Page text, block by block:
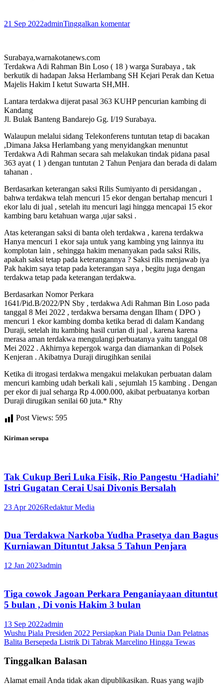
21 Sep 2022adminTinggalkan komentar
Surabaya,warnakotanews.com
Terdakwa Adi Rahman Bin Loso ( 18 ) warga Surabaya , tak
berkutik di hadapan Jaksa Herlambang SH Kejari Perak dan Ketua
Majelis Hakim I ketut Suwarta SH,MH.
Lantara terdakwa dijerat pasal 363 KUHP pencurian kambing di
Kandang
Jl. Bulak Banteng Bandarejo Gg. I/19 Surabaya.
Walaupun melalui sidang Telekonferens tuntutan tetap di bacakan
,Dimana Jaksa Herlambang yang menyidangkan menuntut
Terdakwa Adi Rahman secara sah melakukan tindak pidana pasal
363 ayat ( 1 ) dengan tuntutan 2 Tahun Penjara dan berada di dalam
tahanan .
Berdasarkan keterangan saksi Rilis Sumiyanto di persidangan ,
bahwa terdakwa telah mencuri 15 ekor dengan bertahap mencuri 1
ekor lalu di jual , setelah itu mencuri lagi hingga mencapai 15 ekor
kambing baru ketahuan warga ,ujar saksi .
Atas keterangan saksi di banta oleh terdakwa , karena terdakwa
Hanya mencuri 1 ekor saja untuk yang kambing yng lainnya itu
komplotan lain , sehingga hakim menanyakan pada saksi Rilis,
apakah saksi tetap pada keterangannya ? Saksi rilis menjawab iya
Pak hakim saya tetap pada keterangan saya , begitu juga dengan
terdakwa tetap pada keterangan terdakwa.
Berdasarkan Nomor Perkara
1641/Pid.B/2022/PN Sby , terdakwa Adi Rahman Bin Loso pada
tanggal 8 Mei 2022 , terdakwa bersama dengan Ilham ( DPO )
mencuri 1 ekor kambing domba ketika berad di dalam Kandang
Duraji, setelah itu kambing hasil curian di jual , karena karena
merasa aman terdakwa mengulangi perbuatanya yaitu tanggal 08
Mei 2022 . Akhirnya kepergok warga dan diamankan di Polsek
Kenjeran . Akibatnya Duraji dirugihkan senilai
Ketika di itrogasi terdakwa mengakui melakukan perbuatan dalam
mencuri kambing udah berkali kali , sejumlah 15 kambing . Dengan
per ekor di jual seharga Rp 4.000.000, akibat perbuatanya korban
Duraji dirugikan senilai 60 juta.* Rhy
Post Views: 595
Kiriman serupa
Tak Cukup Beri Luka Fisik, Rio Pangestu ‘Hadiahi’
Istri Gugatan Cerai Usai Divonis Bersalah
23 Apr 2026Redaktur Media
Dua Terdakwa Narkoba Yudha Prasetya dan Bagus
Kurniawan Dituntut Jaksa 5 Tahun Penjara
12 Jan 2023admin
Tiga cowok Jagoan Perkara Penganiayaan dituntut
5 bulan , Di vonis Hakim 3 bulan
13 Sep 2022admin
Navigasi
pos
Wushu Piala Presiden 2022 Persiapkan Piala Dunia Dan Pelatnas
Balita Bersepeda Listrik Di Tabrak Marcelino Hingga Tewas
Tinggalkan Balasan
Alamat email Anda tidak akan dipublikasikan. Ruas yang wajib